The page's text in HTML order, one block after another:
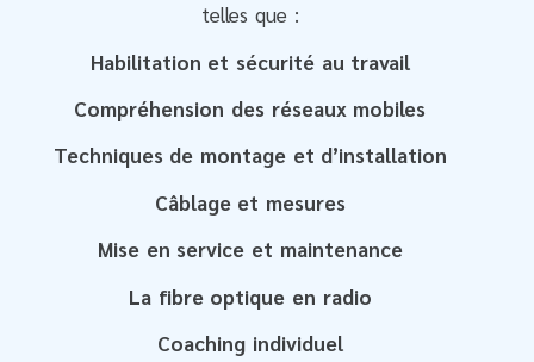
telles que :
Habilitation et sécurité au travail
Compréhension des réseaux mobiles
Techniques de montage et d’installation
Câblage et mesures
Mise en service et maintenance
La fibre optique en radio
Coaching individuel